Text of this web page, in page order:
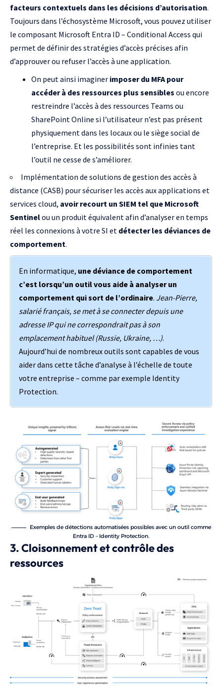
facteurs contextuels dans les décisions d’autorisation.
Toujours dans l’échosystème Microsoft, vous pouvez utiliser
le composant Microsoft Entra ID – Conditional Access qui
permet de définir des stratégies d’accès précises afin
d’approuver ou refuser l’accès à une application.
On peut ainsi imaginer imposer du MFA pour
accéder à des ressources plus sensibles ou encore
restreindre l’accès à des ressources Teams ou
SharePoint Online si l’utilisateur n’est pas présent
physiquement dans les locaux ou le siège social de
l’entreprise. Et les possibilités sont infinies tant
l’outil ne cesse de s’améliorer.
Implémentation de solutions de gestion des accès à
distance (CASB) pour sécuriser les accès aux applications et
services cloud, avoir recourt un SIEM tel que Microsoft
Sentinelou un produit équivalent afin d’analyser en temps
réel les connexions à votre SI et détecter les déviances de
comportement.
En informatique, une déviance de comportement
c’est lorsqu’un outil vous aide à analyser un
comportement qui sort de l’ordinaire. Jean-Pierre,
salarié français, se met à se connecter depuis une
adresse IP qui ne correspondrait pas à son
emplacement habituel (Russie, Ukraine, …).
Aujourd’hui de nombreux outils sont capables de vous
aider dans cette tâche d’analyse à l’échelle de toute
votre entreprise – comme par exemple Identity
Protection.
Exemples de détections automatisées possibles avec un outil comme
Entra ID – Identity Protection.
3. Cloisonnement et contrôle des
ressources